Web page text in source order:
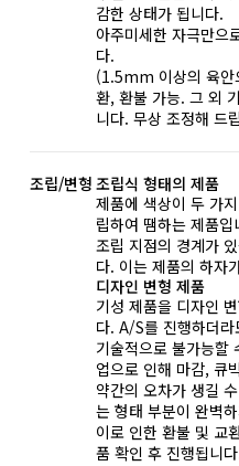
감한 상태가 됩니다.
아주미세한 자극만으
다.
(1.5mm 이상의 육안
환, 환불 가능. 그 외
니다. 무상 조정해 드
조립/변형 조립식 형태의 제품
제품에 색상이 두 가
립하여 땜하는 제품입
조립 지점의 경계가
다. 이는 제품의 하자
디자인 변형 제품
기성 제품을 디자인
다. A/S를 진행하더
기술적으로 불가능할
업으로 인해 마감, 큐
약간의 오차가 생길
는 형태 부분이 완벽
이로 인한 환불 및 교
품 확인 후 진행됩니